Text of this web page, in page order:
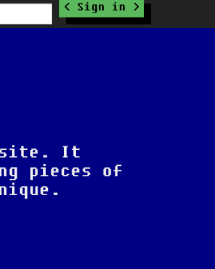
Sign in
It
pieces of